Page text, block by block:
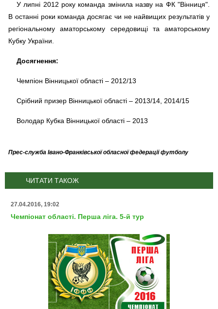
У липні 2012 року команда змінила назву на ФК "Вінниця".
В останні роки команда досягає чи не найвищих результатів у
регіональному аматорському середовищі та аматорському
Кубку України.
Досягнення:
Чемпіон Вінницької області – 2012/13
Срібний призер Вінницької області – 2013/14, 2014/15
Володар Кубка Вінницької області – 2013
Прес-служба Івано-Франківської обласної федерації футболу
ЧИТАТИ ТАКОЖ
27.04.2016, 19:02
Чемпіонат області. Перша ліга. 5-й тур